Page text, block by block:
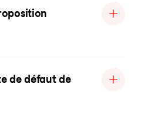
de défaut de